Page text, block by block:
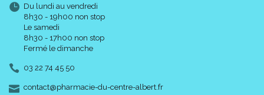
Du lundi au vendredi
8h30 - 19h00 non stop
Le samedi
8h30 - 17h00 non stop
Fermé le dimanche
03 22 74 45 50
contact-
@-
pharmacie-du-centre-albert.fr